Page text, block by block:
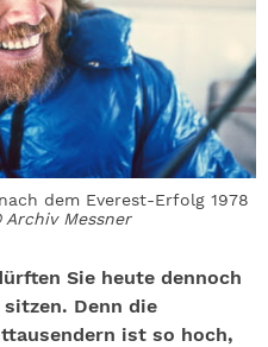
dem Everest-Erfolg 1978
Messner
Sie heute dennoch
Denn die
ist so hoch,